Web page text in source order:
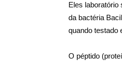
Eles laboratório
da bactéria
quando testado
O péptido